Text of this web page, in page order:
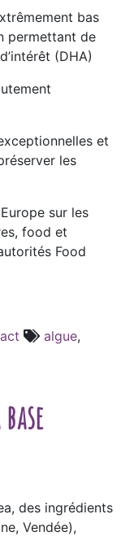
bas
permettant de
(DHA)
et
les
sur les
food et
Food
algue,
des ingrédients
Vendée),